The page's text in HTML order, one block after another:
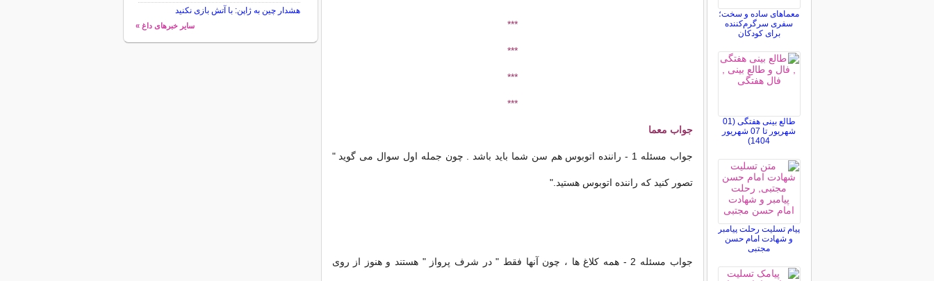
***
***
***
***
جواب معما
جواب مسئله 1 - راننده اتوبوس هم سن شما باید باشد . چون جمله اول سوال می گوید "
تصور کنید که راننده اتوبوس هستید."
جواب مسئله 2 - همه کلاغ ها ، چون آنها فقط " در شرف پرواز " هستند و هنوز از روی
معماهای ساده و سخت؛
سفری سرگرم‌کننده
برای کودکان
طالع بینی هفتگی (01
شهریور تا 07 شهریور
1404)
پیام تسلیت رحلت پیامبر
و شهادت امام حسن
مجتبی
هشدار چین به ژاپن: با آتش بازی نکنید
سایر خبرهای داغ »